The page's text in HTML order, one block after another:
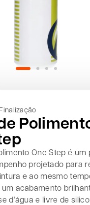
One Step é um
projetado para
e ao mesmo
acabamento
d’água e livre de